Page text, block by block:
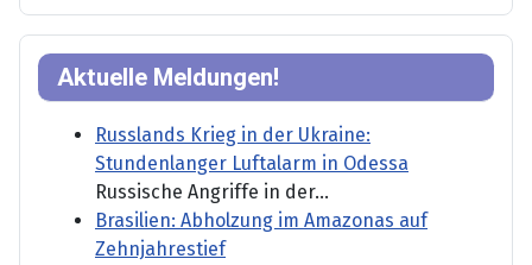
Aktuelle Meldungen!
Russlands Krieg in der Ukraine:
Stundenlanger Luftalarm in Odessa
Russische Angriffe in der...
Brasilien: Abholzung im Amazonas auf
Zehnjahrestief